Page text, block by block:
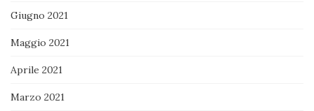
Giugno 2021
Maggio 2021
Aprile 2021
Marzo 2021